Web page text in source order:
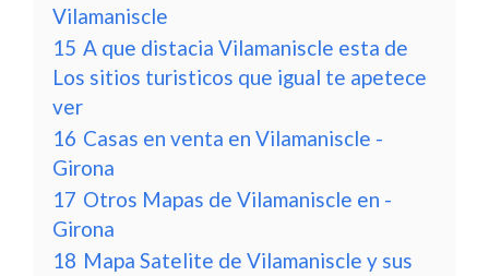
Vilamaniscle
15 A que distacia Vilamaniscle esta de
Los sitios turisticos que igual te apetece
ver
16 Casas en venta en Vilamaniscle -
Girona
17 Otros Mapas de Vilamaniscle en -
Girona
18 Mapa Satelite de Vilamaniscle y sus